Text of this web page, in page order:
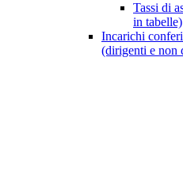
Tassi di
in tabelle)
Incarichi
(dirigenti e non